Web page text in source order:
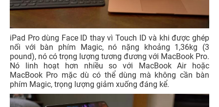
iPad Pro dùng Face ID thay vì Touch ID và khi được ghép
nối với bàn phím Magic, nó nặng khoảng 1,36kg (3
pound), nó có trọng lượng tương đương với MacBook Pro.
Nó linh hoạt hơn nhiều so với MacBook Air hoặc
MacBook Pro mặc dù có thể dùng mà không cần bàn
phím Magic, trọng lượng giảm xuống đáng kể.